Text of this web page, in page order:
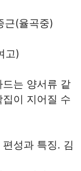
근(율곡중)
고)
는 양서류 같
이 지어질 수
성과 특징. 김